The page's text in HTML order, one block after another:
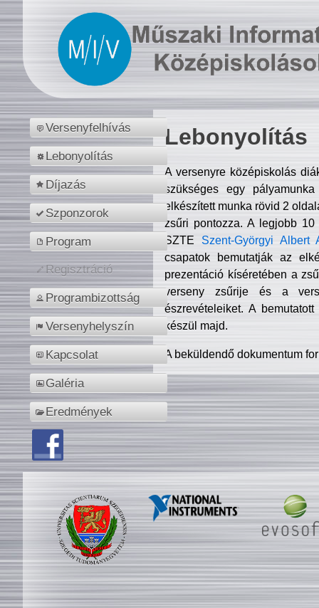
Versenyfelhívás
Lebonyolítás
Díjazás
Szponzorok
Program
Regisztráció
Programbizottság
Versenyhelyszín
Kapcsolat
Galéria
Eredmények
Lebonyolítás
A versenyre középiskolás
szükséges egy
elkészített munka rövid 2
zsűri pontozza. A legjobb
SZTE Szent-Györgyi Albert
csapatok bemutatják az
prezentáció kíséretében a
verseny zsűrije és a
észrevételeiket. A
készül majd.
A beküldendő dokumentum